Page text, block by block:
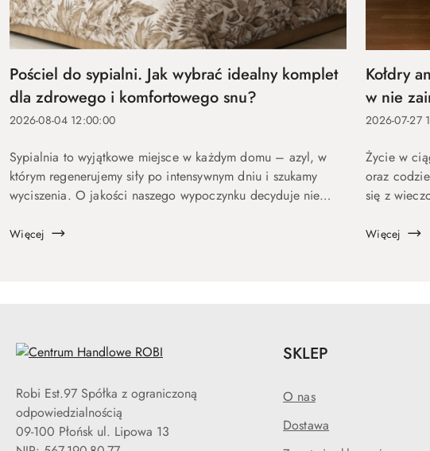
Pościel do sypialni. Jak wybrać idealny komplet
dla zdrowego i komfortowego snu?
2026-08-04 12:00:00
Sypialnia to wyjątkowe miejsce w każdym domu – azyl, w
którym regenerujemy siły po intensywnym dniu i szukamy
wyciszenia. O jakości naszego wypoczynku decyduje nie
pokoju, ale r&oacut...
Więcej
Kołdry
w nie
2026-07-27
Życie w
oraz
się z
Więcej
Robi Est.97 Spółka z ograniczoną
odpowiedzialnością
09-100 Płońsk ul. Lipowa 13
SKLEP
O nas
Dostawa